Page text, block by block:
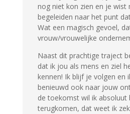
nog niet kon zien en je wist
begeleiden naar het punt
Wat een magisch gevoel,
vrouw/vrouwelijke
Naast dit prachtige traject
dat ik jou als mens en ziel
kennen! Ik blijf je volgen en
benieuwd ook naar jouw
de toekomst wil ik absoluut
terugkomen, dat weet ik